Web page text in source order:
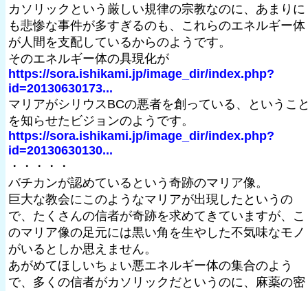
カソリックという厳しい規律の宗教なのに、あまりに
も悲惨な事件が多すぎるのも、これらのエネルギー体
が人間を支配しているからのようです。
そのエネルギー体の具現化が
https://sora.ishikami.jp/image_dir/index.php?
id=20130630173...
マリアがシリウスBCの悪者を創っている、というこ
を知らせたビジョンのようです。
https://sora.ishikami.jp/image_dir/index.php?
id=20130630130...
・・・・・
バチカンが認めているという奇跡のマリア像。
巨大な教会にこのようなマリアが出現したというの
で、たくさんの信者が奇跡を求めてきていますが、こ
のマリア像の足元には黒い角を生やした不気味なモノ
がいるとしか思えません。
あがめてほしいちょい悪エネルギー体の集合のよう
で、多くの信者がカソリックだというのに、麻薬の密